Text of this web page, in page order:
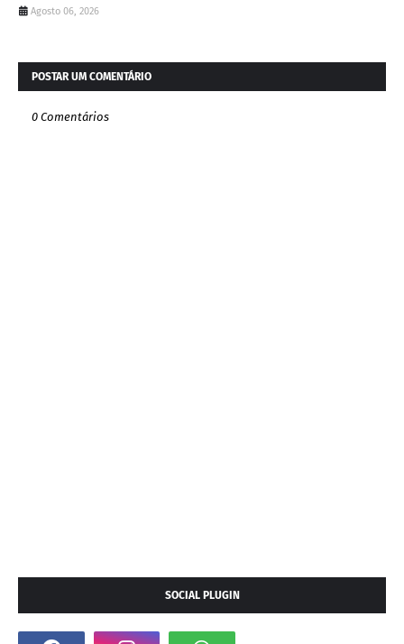
Agosto 06, 2026
POSTAR UM COMENTÁRIO
0 Comentários
SOCIAL PLUGIN